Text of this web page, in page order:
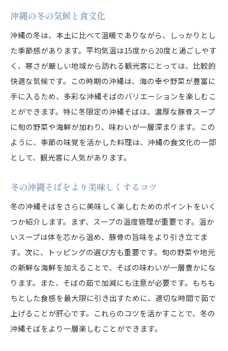
沖縄の冬の気候と食文化
沖縄の冬は、本土に比べて温暖でありながら、しっかりとし
た季節感があります。平均気温は15度から20度と過ごしやす
く、寒さが厳しい地域から訪れる観光客にとっては、比較的
快適な気候です。この時期の沖縄は、海の幸や野菜が豊富に
手に入るため、多彩な沖縄そばのバリエーションを楽しむこ
とができます。特に冬限定の沖縄そばは、濃厚な豚骨スープ
に旬の野菜や海鮮が加わり、味わいが一層深まります。この
ように、季節の味覚を活かした料理は、沖縄の食文化の一部
として、観光客に人気があります。
冬の沖縄そばをより美味しくするコツ
冬の沖縄そばをさらに美味しく楽しむためのポイントをいく
つか紹介します。まず、スープの温度管理が重要です。温か
いスープは体を芯から温め、豚骨の旨味をより引き立てま
す。次に、トッピングの選び方も重要です。旬の野菜や地元
の新鮮な海鮮を加えることで、そばの味わいが一層豊かにな
ります。また、そばの茹で加減にも注意が必要です。もちも
ちとした食感を最大限に引き出すために、適切な時間で茹で
上げることが肝心です。これらのコツを活かすことで、冬の
沖縄そばをより一層楽しむことができます。